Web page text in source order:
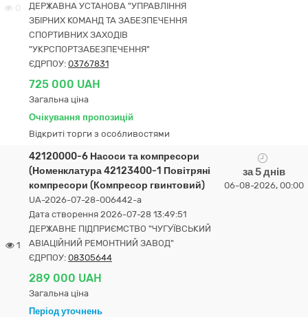
0
ДЕРЖАВНА УСТАНОВА "УПРАВЛІННЯ
ЗБІРНИХ КОМАНД ТА ЗАБЕЗПЕЧЕННЯ
СПОРТИВНИХ ЗАХОДІВ
"УКРСПОРТЗАБЕЗПЕЧЕННЯ"
ЄДРПОУ: 03767831
725 000 UAH
Загальна ціна
Очікування пропозицій
Відкриті торги з особливостями
1
42120000-6 Насоси та компресори
(Номенклатура 42123400-1 Повітряні
компресори (Компресор гвинтовий)
UA-2026-07-28-006442-a
Дата створення 2026-07-28 13:49:51
ДЕРЖАВНЕ ПІДПРИЄМСТВО "ЧУГУЇВСЬКИЙ
АВІАЦІЙНИЙ РЕМОНТНИЙ ЗАВОД"
ЄДРПОУ: 08305644
289 000 UAH
Загальна ціна
Період уточнень
за 5 днів
06-08-2026, 00:00